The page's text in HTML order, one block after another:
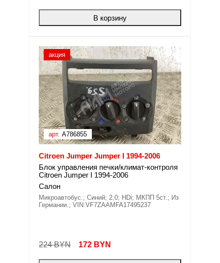
В корзину
акция
арт. A786855
Citroen Jumper Jumper I 1994-2006
Блок управления печки/климат-контроля
Citroen Jumper I 1994-2006
Салон
Микроавтобус.; Синий; 2,0; HDi; МКПП 5ст.; Из
Германии.; VIN:VF7ZAAMFA17495237
224 BYN 172 BYN